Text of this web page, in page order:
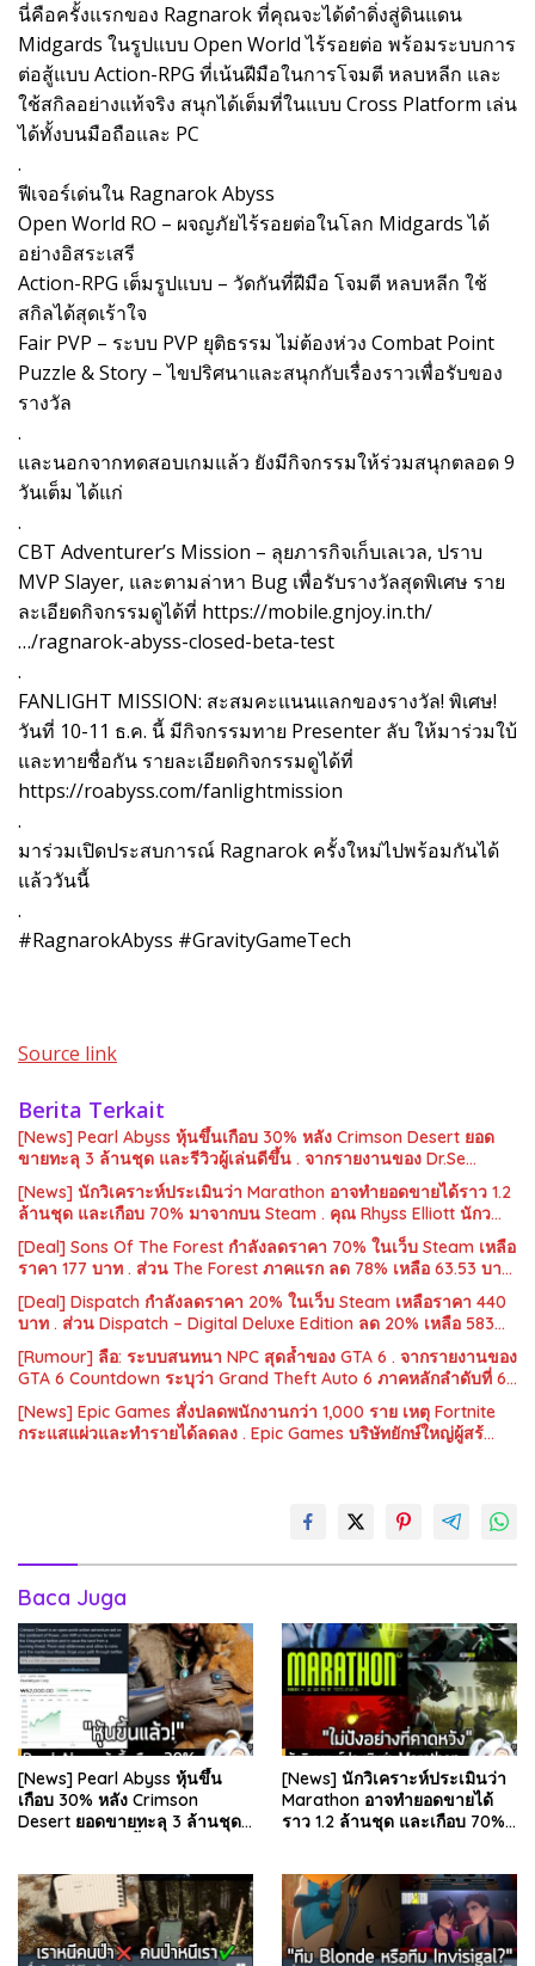
นี่คือครั้งแรกของ Ragnarok ที่คุณจะได้ดำดิ่งสู่ดินแดน
Midgards ในรูปแบบ Open World ไร้รอยต่อ พร้อมระบบการ
ต่อสู้แบบ Action-RPG ที่เน้นฝีมือในการโจมตี หลบหลีก และ
ใช้สกิลอย่างแท้จริง สนุกได้เต็มที่ในแบบ Cross Platform เล่น
ได้ทั้งบนมือถือและ PC
.
ฟีเจอร์เด่นใน Ragnarok Abyss
Open World RO – ผจญภัยไร้รอยต่อในโลก Midgards ได้
อย่างอิสระเสรี
Action-RPG เต็มรูปแบบ – วัดกันที่ฝีมือ โจมตี หลบหลีก ใช้
สกิลได้สุดเร้าใจ
Fair PVP – ระบบ PVP ยุติธรรม ไม่ต้องห่วง Combat Point
Puzzle & Story – ไขปริศนาและสนุกกับเรื่องราวเพื่อรับของ
รางวัล
.
และนอกจากทดสอบเกมแล้ว ยังมีกิจกรรมให้ร่วมสนุกตลอด 9
วันเต็ม ได้แก่
.
CBT Adventurer’s Mission – ลุยภารกิจเก็บเลเวล, ปราบ
MVP Slayer, และตามล่าหา Bug เพื่อรับรางวัลสุดพิเศษ ราย
ละเอียดกิจกรรมดูได้ที่ https://mobile.gnjoy.in.th/
…/ragnarok-abyss-closed-beta-test
.
FANLIGHT MISSION: สะสมคะแนนแลกของรางวัล! พิเศษ!
วันที่ 10-11 ธ.ค. นี้ มีกิจกรรมทาย Presenter ลับ ให้มาร่วมใบ้
และทายชื่อกัน รายละเอียดกิจกรรมดูได้ที่
https://roabyss.com/fanlightmission
.
มาร่วมเปิดประสบการณ์ Ragnarok ครั้งใหม่ไปพร้อมกันได้
แล้ววันนี้
.
#RagnarokAbyss #GravityGameTech
Source link
Berita Terkait
[News] Pearl Abyss หุ้นขึ้นเกือบ 30% หลัง Crimson Desert ยอด
ขายทะลุ 3 ล้านชุด และรีวิวผู้เล่นดีขึ้น . จากรายงานของ Dr.Se…
[News] นักวิเคราะห์ประเมินว่า Marathon อาจทำยอดขายได้ราว 1.2
ล้านชุด และเกือบ 70% มาจากบน Steam . คุณ Rhyss Elliott นักว…
[Deal] Sons Of The Forest กำลังลดราคา 70% ในเว็บ Steam เหลือ
ราคา 177 บาท . ส่วน The Forest ภาคแรก ลด 78% เหลือ 63.53 บา…
[Deal] Dispatch กำลังลดราคา 20% ในเว็บ Steam เหลือราคา 440
บาท . ส่วน Dispatch – Digital Deluxe Edition ลด 20% เหลือ 583…
[Rumour] ลือ: ระบบสนทนา NPC สุดล้ำของ GTA 6 . จากรายงานของ
GTA 6 Countdown ระบุว่า Grand Theft Auto 6 ภาคหลักลำดับที่ 6…
[News] Epic Games สั่งปลดพนักงานกว่า 1,000 ราย เหตุ Fortnite
กระแสแผ่วและทำรายได้ลดลง . Epic Games บริษัทยักษ์ใหญ่ผู้สร้…
Baca Juga
[News] Pearl Abyss หุ้นขึ้น
เกือบ 30% หลัง Crimson
Desert ยอดขายทะลุ 3 ล้านชุด
[News] นักวิเคราะห์ประเมินว่า
Marathon อาจทำยอดขายได้
ราว 1.2 ล้านชุด และเกือบ 70%